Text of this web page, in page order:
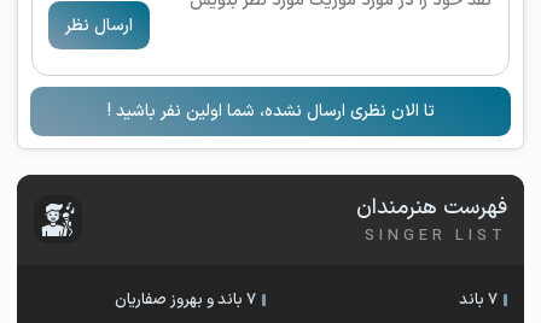
ارسال نظر
تا الان نظری ارسال نشده، شما اولین نفر باشید !
فهرست هنرمندان
SINGER LIST
7 باند
7 باند و بهروز صفاریان